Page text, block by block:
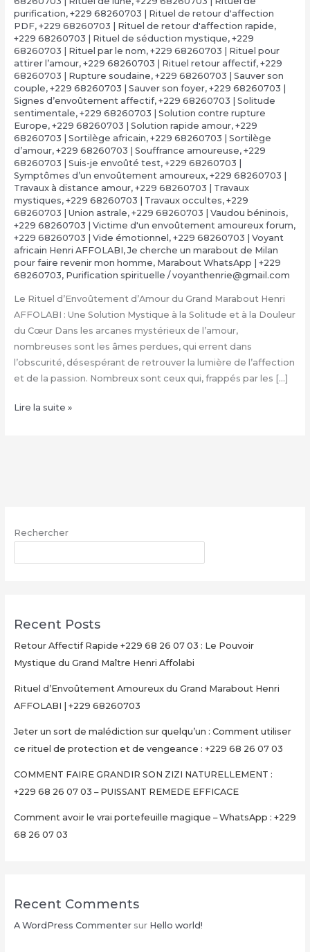
purification, +229 68260703 | Rituel de retour d'affection
PDF, +229 68260703 | Rituel de retour d'affection rapide,
+229 68260703 | Rituel de séduction mystique, +229
68260703 | Rituel par le nom, +229 68260703 | Rituel pour
attirer l’amour, +229 68260703 | Rituel retour affectif, +229
68260703 | Rupture soudaine, +229 68260703 | Sauver son
couple, +229 68260703 | Sauver son foyer, +229 68260703 |
Signes d’envoûtement affectif, +229 68260703 | Solitude
sentimentale, +229 68260703 | Solution contre rupture
Europe, +229 68260703 | Solution rapide amour, +229
68260703 | Sortilège africain, +229 68260703 | Sortilège
d’amour, +229 68260703 | Souffrance amoureuse, +229
68260703 | Suis-je envoûté test, +229 68260703 |
Symptômes d’un envoûtement amoureux, +229 68260703 |
Travaux à distance amour, +229 68260703 | Travaux
mystiques, +229 68260703 | Travaux occultes, +229
68260703 | Union astrale, +229 68260703 | Vaudou béninois,
+229 68260703 | Victime d'un envoûtement amoureux forum,
+229 68260703 | Vide émotionnel , +229 68260703 | Voyant
africain Henri AFFOLABI, Je cherche un marabout de Milan
pour faire revenir mon homme, Marabout WhatsApp | +229
68260703, Purification spirituelle /voyanthenrie@gmail.com
Le Rituel d’Envoûtement d’Amour du Grand Marabout Henri
AFFOLABI : Une Solution Mystique à la Solitude et à la Douleur
du Cœur Dans les arcanes mystérieux de l’amour,
nombreuses sont les âmes perdues, qui errent dans
l’obscurité, désespérant de retrouver la lumière de l’affection
et de la passion. Nombreux sont ceux qui, frappés par les […]
Rituel
|
68260703
Lire la suite »
Rechercher
Recent Posts
Retour Affectif Rapide +229 68 26 07 03 : Le Pouvoir
Mystique du Grand Maître Henri Affolabi
Rituel d’Envoûtement Amoureux du Grand Marabout Henri
AFFOLABI | +229 68260703
Jeter un sort de malédiction sur quelqu’un : Comment utiliser
ce rituel de protection et de vengeance : +229 68 26 07 03
COMMENT FAIRE GRANDIR SON ZIZI NATURELLEMENT :
+229 68 26 07 03 – PUISSANT REMEDE EFFICACE
Comment avoir le vrai portefeuille magique – WhatsApp : +229
68 26 07 03
Recent Comments
A WordPress Commentersur Hello world!